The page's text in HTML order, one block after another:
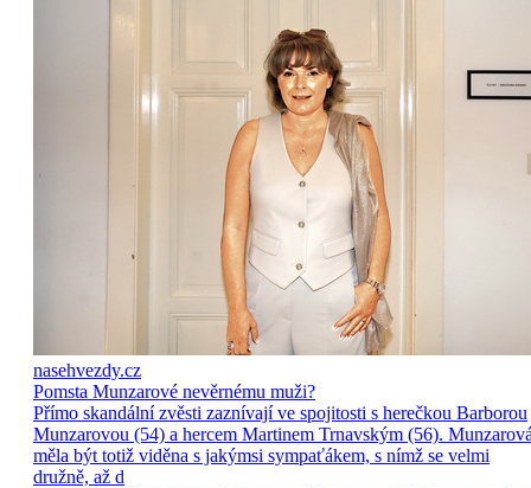
nasehvezdy.cz
Pomsta Munzarové nevěrnému muži?
Přímo skandální zvěsti zaznívají ve spojitosti s herečkou Barborou
Munzarovou (54) a hercem Martinem Trnavským (56).
měla být totiž viděna s jakýmsi sympaťákem, s nímž se velmi
družně, až d